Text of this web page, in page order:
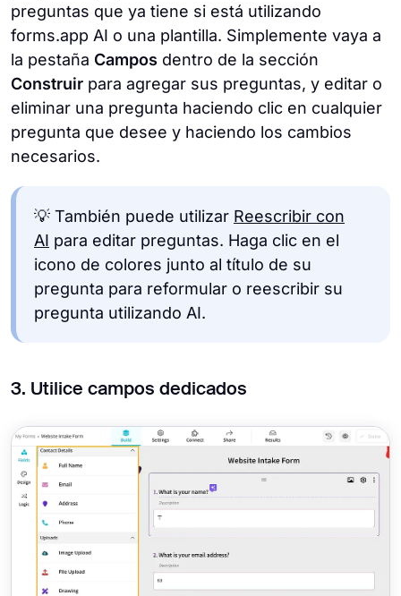
preguntas que ya tiene si está utilizando
forms.app AI o una plantilla. Simplemente vaya a
la pestaña Campos dentro de la sección
Construir para agregar sus preguntas, y editar o
eliminar una pregunta haciendo clic en cualquier
pregunta que desee y haciendo los cambios
necesarios.
💡 También puede utilizar Reescribir con
AI para editar preguntas. Haga clic en el
icono de colores junto al título de su
pregunta para reformular o reescribir su
pregunta utilizando AI.
3. Utilice campos dedicados